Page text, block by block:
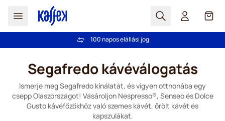
Search Cart
Ingyenes szállítás 20 000 Ft-tól
100 napos elállási jog
Segafredo kávéválogatás
Ismerje meg Segafredo kínálatát, és vigyen otthonába egy
csepp Olaszországot! Vásároljon Nespresso®, Senseo és Dolce
Gusto kávéfőzőkhöz való szemes kávét, őrölt kávét és
kapszulákat.